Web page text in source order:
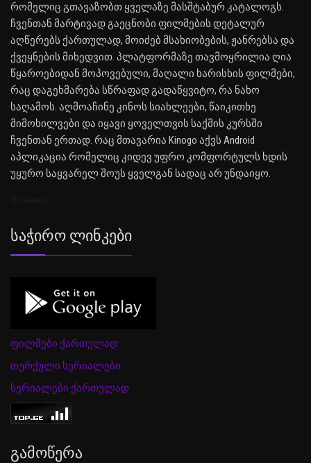
რომელიც გთავაზობთ ყველაზე მასშტაბურ კატალოგს.
ჩვენთან მარტივად გაეცნობი ფილმების დეტალურ
აღწერებს ქართულად, მოიძებ მსახიობების, ჟანრებსა და
ქვეყნების მიხედვით. პლატფორმაზე თავმოყრილია ღია
წყაროებიდან მოპოვებული, მაღალი ხარისხის ფილმები,
რაც დაგეხმარება სწრაფად გადაწყვიტო, რა ნახო
საღამოს. აღმოაჩინე კინოს სიახლეები, წაიკითხე
მიმოხილვები და იყავი ყოველთვის საქმის კურსში
ჩვენთან ერთად. რაც მთავარია Kinogo აქვს Android
აპლიკაცია რომელიც კიდევ უფრო კომფორტულს ხდის
უყურო საყვარელ შოუს ყველგან სადაც არ უნდაიყო.
Საჭირო Ლინკები
ფილმები ქართულად
თურქული სერიალები
სერიალები ქართულად
Გამოწერა